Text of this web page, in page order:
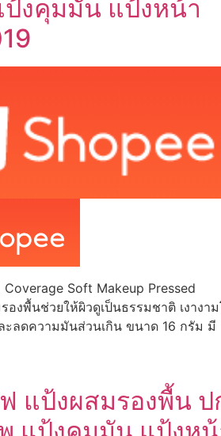
งคุมมัน แป้งหน้า
Soft Makeup Pressed
องพื้นช่วยให้ผิวดูเป็นธรรมชาติ เงางา
ะลดความมันส่วนเกิน ขนาด 16 กรัม มี
แป้งผสมรองพื้น